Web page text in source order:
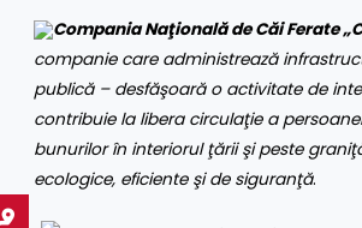
Compania Naţională de Căi Ferate
companie care administrează
publică – desfăşoară o activitate de
contribuie la libera circulaţie a
bunurilor în interiorul ţării şi peste
ecologice, eficiente şi de siguranţă.